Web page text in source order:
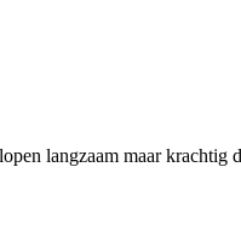
langzaam maar krachtig